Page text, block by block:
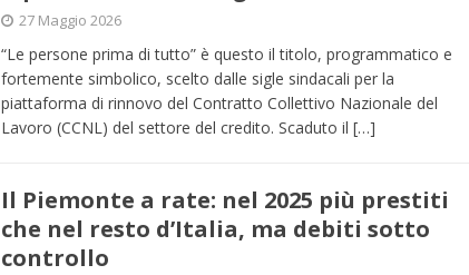
27 Maggio 2026
“Le persone prima di tutto” è questo il titolo, programmatico e
fortemente simbolico, scelto dalle sigle sindacali per la
piattaforma di rinnovo del Contratto Collettivo Nazionale del
Lavoro (CCNL) del settore del credito. Scaduto il […]
Il Piemonte a rate: nel 2025 più prestiti
che nel resto d’Italia, ma debiti sotto
controllo